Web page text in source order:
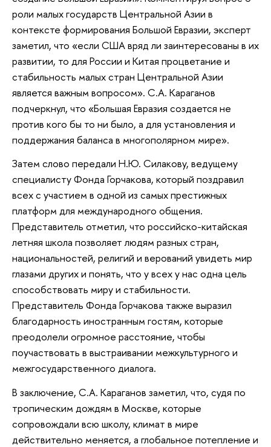
роли малых государств Центральной Азии в
контексте формирования Большой Евразии, эксперт
заметил, что «если США вряд ли заинтересованы в их
развитии, то для России и Китая процветание и
стабильность малых стран Центральной Азии
является важным вопросом». С.А. Караганов
подчеркнул, что «Большая Евразия создается не
против кого бы то ни было, а для установления и
поддержания баланса в многополярном мире».
Затем слово передали Н.Ю. Силакову, ведущему
специалисту Фонда Горчакова, который поздравил
всех с участием в одной из самых престижных
платформ для международного общения.
Представитель отметил, что российско-китайская
летняя школа позволяет людям разных стран,
национальностей, религий и верований увидеть мир
глазами других и понять, что у всех у нас одна цель
способствовать миру и стабильности.
Представитель Фонда Горчакова также выразил
благодарность иностранным гостям, которые
преодолели огромное расстояние, чтобы
поучаствовать в выстраивании межкультурного и
межгосударственного диалога.
В заключение, С.А. Караганов заметил, что, судя по
тропическим дождям в Москве, которые
сопровождали всю школу, климат в мире
действительно меняется, а глобальное потепление и